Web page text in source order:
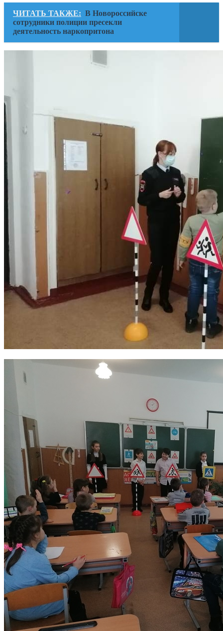
ЧИТАТЬ ТАКЖЕ: В Новороссийске
сотрудники полиции пресекли
деятельность наркопритона